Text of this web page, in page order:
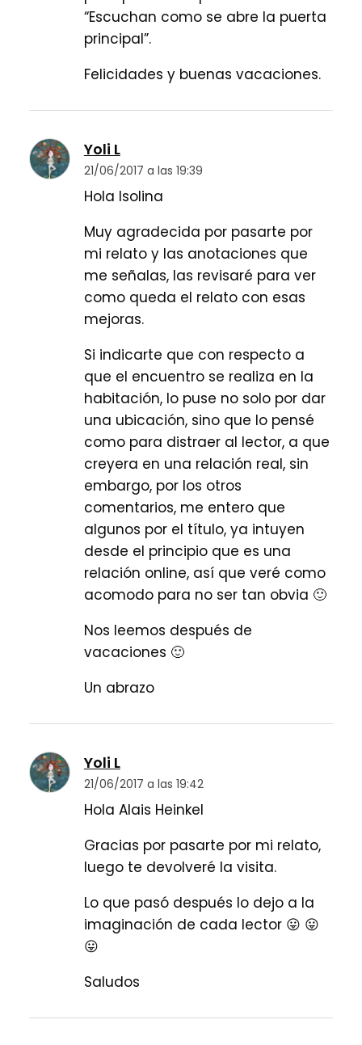
“Escuchan como se abre la puerta
principal”.
Felicidades y buenas vacaciones.
Yoli L
21/06/2017 a las 19:39
Hola Isolina
Muy agradecida por pasarte por
mi relato y las anotaciones que
me señalas, las revisaré para ver
como queda el relato con esas
mejoras.
Si indicarte que con respecto a
que el encuentro se realiza en la
habitación, lo puse no solo por dar
una ubicación, sino que lo pensé
como para distraer al lector, a que
creyera en una relación real, sin
embargo, por los otros
comentarios, me entero que
algunos por el título, ya intuyen
desde el principio que es una
relación online, así que veré como
acomodo para no ser tan obvia 🙂
Nos leemos después de
vacaciones 🙂
Un abrazo
Yoli L
21/06/2017 a las 19:42
Hola Alais Heinkel
Gracias por pasarte por mi relato,
luego te devolveré la visita.
Lo que pasó después lo dejo a la
imaginación de cada lector 😛 😛
😛
Saludos